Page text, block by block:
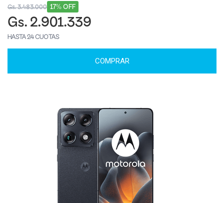
17% OFF
Gs. 3.483.000
Gs. 2.901.339
HASTA 24 CUOTAS
COMPRAR